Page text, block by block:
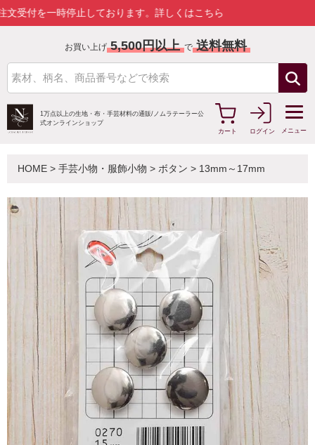
一時停止しております。詳しくはこちら
お買い上げ 5,500円以上 で 送料無料
1万点以上の生地・布・手芸材料の通販/ ノムラテーラー公
式オンラインショップ
カート
ログイン メニュー
HOME > 手芸小物・服飾小物 > ボタン > 13mm～17mm